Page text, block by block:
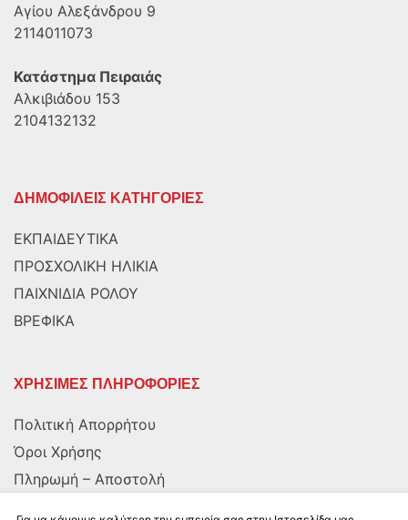
Αγίου Αλεξάνδρου 9
2114011073
Κατάστημα Πειραιάς
Αλκιβιάδου 153
2104132132
ΔΗΜΟΦΙΛΕΙΣ ΚΑΤΗΓΟΡΙΕΣ
ΕΚΠΑΙΔΕΥΤΙΚΑ
ΠΡΟΣΧΟΛΙΚΗ ΗΛΙΚΙΑ
ΠΑΙΧΝΙΔΙΑ ΡΟΛΟΥ
ΒΡΕΦΙΚΑ
ΧΡΗΣΙΜΕΣ ΠΛΗΡΟΦΟΡΙΕΣ
Πολιτική Απορρήτου
Όροι Χρήσης
Πληρωμή – Αποστολή